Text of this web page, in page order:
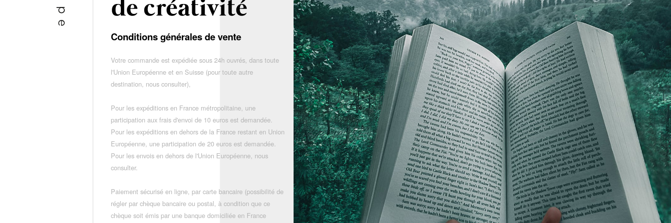
Conditions générales de vente
Votre commande est expédiée sous 24h ouvrés, dans toute
l'Union Européenne et en Suisse (pour toute autre
destination, nous consulter),
Pour les expéditions en France métropolitaine, une
participation aux frais d'envoi de 10 euros est demandée.
Pour les expéditions en dehors de la France restant en Union
Européenne, une participation de 20 euros est demandée.
Pour les envois en dehors de l'Union Européenne, nous
consulter.
Paiement sécurisé en ligne, par carte bancaire (possibilité de
régler par chèque bancaire ou postal, à condition que ce
chèque soit émis par une banque domiciliée en France